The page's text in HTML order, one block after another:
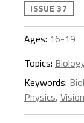
ISSUE 37
Ages: 16-19
Topics:
Keywords:
Physics, Vision